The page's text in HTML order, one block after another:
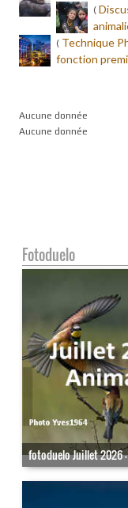
(
( Technique
fonction
Aucune donnée
Aucune donnée
Fotoduelo
fotoduelo Juillet 2026